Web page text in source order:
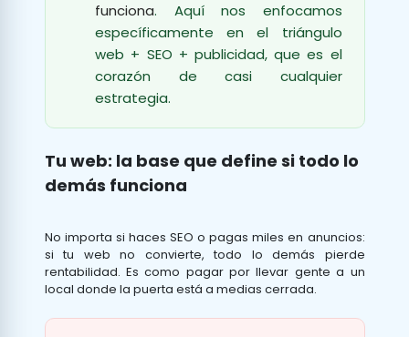
funciona. Aquí nos enfocamos
específicamente en el triángulo
web + SEO + publicidad, que es el
corazón de casi cualquier
estrategia.
Tu web: la base que define si todo lo
demás funciona
No importa si haces SEO o pagas miles en anuncios:
si tu web no convierte, todo lo demás pierde
rentabilidad. Es como pagar por llevar gente a un
local donde la puerta está a medias cerrada.